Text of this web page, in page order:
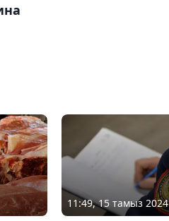
11:49, 15 тамыз 2024